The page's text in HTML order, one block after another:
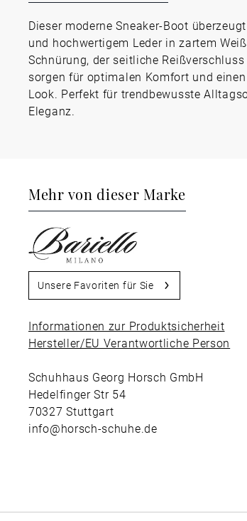
Dieser moderne Sneaker-Boot
und hochwertigem Leder in zartem
Schnürung, der seitliche
sorgen für optimalen Komfort und
Look. Perfekt für trendbewusste
Eleganz.
Mehr von dieser Marke
Unsere Favoriten für Sie
Informationen zur Produktsicherheit
Hersteller/EU Verantwortliche Person
Schuhhaus Georg Horsch GmbH
Hedelfinger Str 54
70327 Stuttgart
info@horsch-schuhe.de